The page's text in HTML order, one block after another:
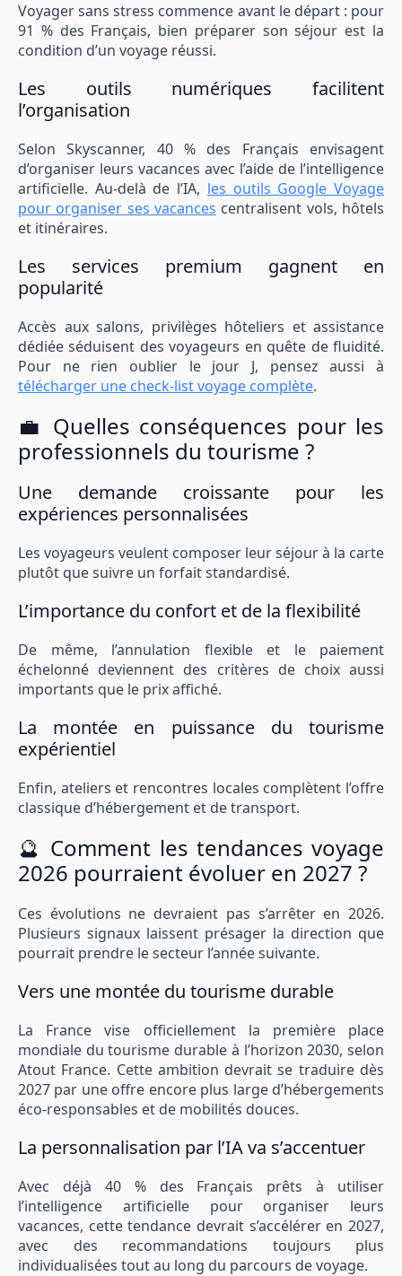
Voyager sans stress commence avant le départ : pour
91 % des Français, bien préparer son séjour est la
condition d’un voyage réussi.
Les outils numériques facilitent
l’organisation
Selon Skyscanner, 40 % des Français envisagent
d’organiser leurs vacances avec l’aide de l’intelligence
artificielle. Au-delà de l’IA, les outils Google Voyage
pour organiser ses vacances centralisent vols, hôtels
et itinéraires.
Les services premium gagnent en
popularité
Accès aux salons, privilèges hôteliers et assistance
dédiée séduisent des voyageurs en quête de fluidité.
Pour ne rien oublier le jour J, pensez aussi à
télécharger une check-list voyage complète.
💼 Quelles conséquences pour les
professionnels du tourisme ?
Une demande croissante pour les
expériences personnalisées
Les voyageurs veulent composer leur séjour à la carte
plutôt que suivre un forfait standardisé.
L’importance du confort et de la flexibilité
De même, l’annulation flexible et le paiement
échelonné deviennent des critères de choix aussi
importants que le prix affiché.
La montée en puissance du tourisme
expérientiel
Enfin, ateliers et rencontres locales complètent l’offre
classique d’hébergement et de transport.
🔮 Comment les tendances voyage
2026 pourraient évoluer en 2027 ?
Ces évolutions ne devraient pas s’arrêter en 2026.
Plusieurs signaux laissent présager la direction que
pourrait prendre le secteur l’année suivante.
Vers une montée du tourisme durable
La France vise officiellement la première place
mondiale du tourisme durable à l’horizon 2030, selon
Atout France. Cette ambition devrait se traduire dès
2027 par une offre encore plus large d’hébergements
éco-responsables et de mobilités douces.
La personnalisation par l’IA va s’accentuer
Avec déjà 40 % des Français prêts à utiliser
l’intelligence artificielle pour organiser leurs
vacances, cette tendance devrait s’accélérer en 2027,
avec des recommandations toujours plus
individualisées tout au long du parcours de voyage.